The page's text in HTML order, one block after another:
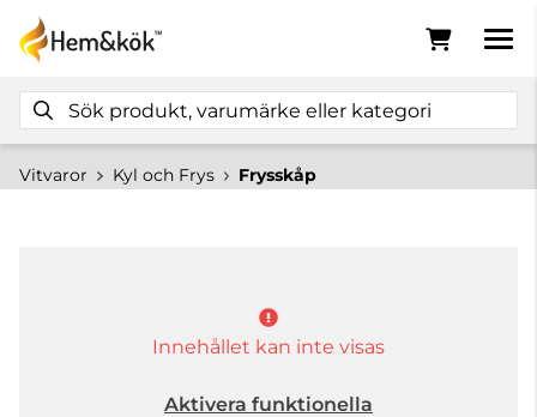
Vitvaror Kyl och Frys Frysskåp
Innehållet kan inte visas
Aktivera funktionella